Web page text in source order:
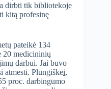
dirbti tik bibliotekoje
kitą profesinę
pateikė 134
20 medicininių
darbui. Jai buvo
atmesti. Plungiškei,
proc. darbingumo